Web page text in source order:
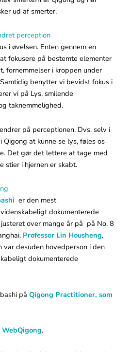
ud af smerter.
perception
i øvelsen. Enten gennem en
fokusere på bestemte elementer
fornemmelser i kroppen under
benytter vi bevidst fokus i
vi på Lys, smilende
taknemmelighed.
på perceptionen. Dvs. selv i
at kunne se lys, føles os
Det gør det lettere at tage med
stier i hjernen er skabt.
er den mest
dokumenterede
over mange år på på No. 8
Professor Lin Housheng,
var desuden hovedperson i den
dokumenterede
på Qigong Practitioner, som
WebQigong.